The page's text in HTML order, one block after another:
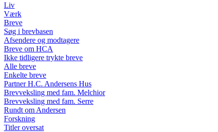
Liv
Værk
Breve
Søg i brevbasen
Afsendere og modtagere
Breve om HCA
Ikke tidligere trykte breve
Alle breve
Enkelte breve
Partner H.C. Andersens Hus
Brevveksling med fam. Melchior
Brevveksling med fam. Serre
Rundt om Andersen
Forskning
Titler oversat